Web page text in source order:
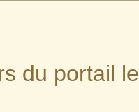
du portail